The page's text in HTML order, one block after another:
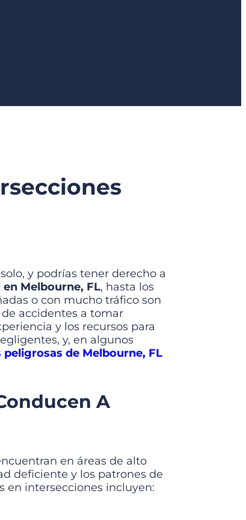
y podrías tener derecho a
Melbourne, FL, hasta los
o con mucho tráfico son
accidentes a tomar
y los recursos para
y, en algunos
de Melbourne, FL
A
en áreas de alto
deficiente y los patrones de
en intersecciones incluyen: